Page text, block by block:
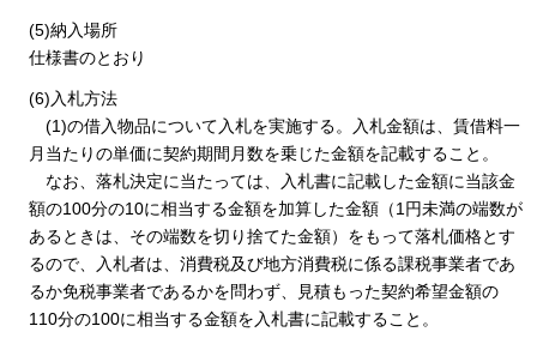
(5)納入場所
仕様書のとおり
(6)入札方法
(1)の借入物品について入札を実施する。入札金額は、賃借料一
月当たりの単価に契約期間月数を乗じた金額を記載すること。
なお、落札決定に当たっては、入札書に記載した金額に当該金
額の100分の10に相当する金額を加算した金額（1円未満の端数が
あるときは、その端数を切り捨てた金額）をもって落札価格とす
るので、入札者は、消費税及び地方消費税に係る課税事業者であ
るか免税事業者であるかを問わず、見積もった契約希望金額の
110分の100に相当する金額を入札書に記載すること。